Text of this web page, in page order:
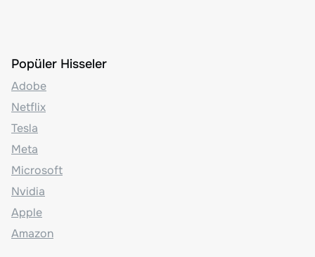
Popüler Hisseler
Adobe
Netflix
Tesla
Meta
Microsoft
Nvidia
Apple
Amazon